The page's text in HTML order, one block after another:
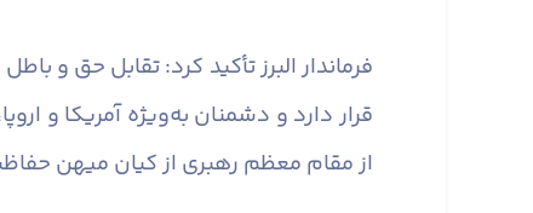
فرماندار البرز تأکید کرد: تقابل حق و
قرار دارد و دشمنان به‌ویژه آمریکا و
از مقام معظم رهبری از کیان میهن